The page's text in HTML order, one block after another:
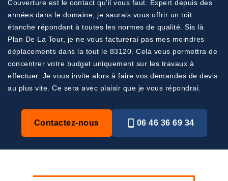
Couverture est le contact qu’il vous faut. Expert depuis des
années dans le domaine, je saurais vous offrir un toit
étanche répondant à toutes les normes de qualité. Sis là
Plan De La Tour, je ne vous facturerai pas mes moindres
déplacements dans la tout le 83120. Cela vous permettra de
concentrer votre budget uniquement sur les travaux à
effectuer. Je vous invite alors à faire vos demandes de devis
au plus vite. Ce sera avec plaisir que je vous répondrai.
Contactez-nous 06 46 36 69 34